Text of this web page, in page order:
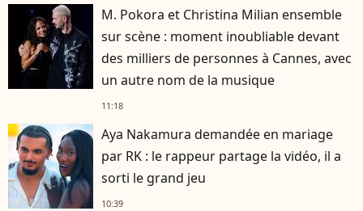
M. Pokora et Christina Milian ensemble
sur scène : moment inoubliable devant
des milliers de personnes à Cannes, avec
un autre nom de la musique
11:18
Aya Nakamura demandée en mariage
par RK : le rappeur partage la vidéo, il a
sorti le grand jeu
10:39